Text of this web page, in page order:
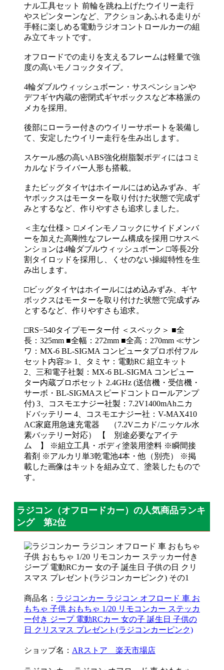
ナル工具セット 前輪を跳ね上げたウイリー走行
やスピンターンなど、アクションあふれる走りが
手軽に楽しめる電動ラジオコントロールカーの組
み立てキットです。
オフロードでの走りを支えるフレームは軽量で強
度の高いモノコックタイプ。
4輪ダブルウィッシュボーン・サスペンションや
デフギヤ内蔵の密閉式ギヤボックスなど本格派の
メカを採用。
後部にローラー付きのウイリーサポートを装備し
て、安定したウイリー走行を生み出します。
スケール感の高いABS強化樹脂製ボディにはコミ
カルなドライバー人形も搭載。
またビッグタイヤはホイールにはめ込みずみ、ギ
ヤボックスはモーターを取り付けた状態で完成ず
みとするなど、作りやすさも追求しました。
＜主な仕様＞ □メインモノコックにサイドメンバ
ーを加えた高剛性なフレーム構成を採用 □サスペ
ンションは4輪ダブルウィッシュボーン □等長2分
割タイロッドを採用し、くせのない操縦特性を生
み出します。
□ビッグタイヤはホイールにはめ込みずみ、ギヤ
ボックスはモーターを取り付けた状態で完成ずみ
とするなど、作りやすさも追求。
□RS−540タイプモーター付 ＜スペック＞ ■全
長：325mm ■全幅：272mm ■全高：270mm ≪サン
ワ：MX-6 BL-SIGMA コンピュータプロポ付フル
セット内容≫ 1、タミヤ：電動RC 組立キット
2、三和電子社製：MX-6 BL-SIGMA コンピュー
ター内蔵プロポセット 2.4GHz (送信機・受信機・
サーボ・BL-SIGMAスピードコントロールアンプ
付) 3、コスモエナジー社製：7.2V1400mAhニカ
ドバッテリー 4、コスモエナジー社：V-MAX410
AC家庭用急速充電器 （7.2Vニカド/ニッケル水
素バッテリー対応） 【 別途必要なアイテ
ム 】 ※組立工具・ボディ塗装用塗料 ※瞬間接
着剤 ※アルカリ単3乾電池4本・他（別売） ※掲
載した画像はキットを組み立て、塗装したもので
す。
ラジコン（オフロードカー）の人気商品ランキ
ング 第2位
商品名： ラジコンカー ラジコン オフロード 車 お
もちゃ 子供 おもちゃ 1/20 リモコンカー ステッカ
ー付き ジープ 電動RCカー 女の子 誕生日 子供の
日 クリスマス プレゼント(ラジコンカーピンク)
ショップ名： ARストア 楽天市場店